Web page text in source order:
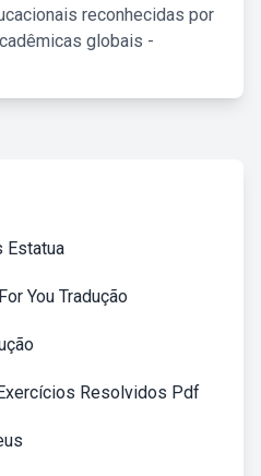
reconhecidas por
globais -
Estatua
You Tradução
Resolvidos Pdf